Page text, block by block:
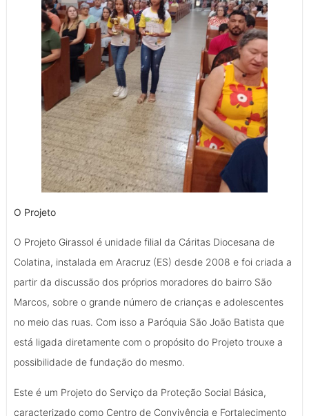
O Projeto
O Projeto Girassol é unidade filial da Cáritas Diocesana de
Colatina, instalada em Aracruz (ES) desde 2008 e foi criada a
partir da discussão dos próprios moradores do bairro São
Marcos, sobre o grande número de crianças e adolescentes
no meio das ruas. Com isso a Paróquia São João Batista que
está ligada diretamente com o propósito do Projeto trouxe a
possibilidade de fundação do mesmo.
Este é um Projeto do Serviço da Proteção Social Básica,
caracterizado como Centro de Convivência e Fortalecimento